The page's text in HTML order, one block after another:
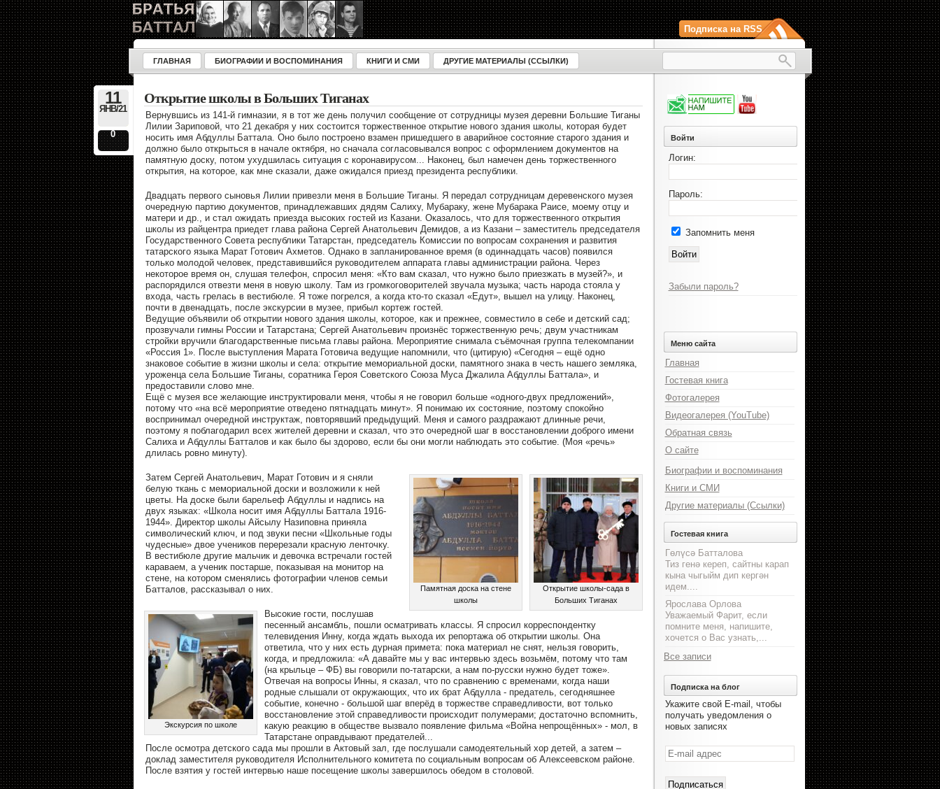
Подписка на RSS
ГЛАВНАЯ БИОГРАФИИ И ВОСПОМИНАНИЯ КНИГИ И СМИ ДРУГИЕ МАТЕРИАЛЫ (ССЫЛКИ)
11
ЯНВ/21
0
Открытие школы в Больших Тиганах
Вернувшись из 141-й гимназии, я в тот же день получил сообщение от сотрудницы музея деревни Большие Тиганы
Лилии Зариповой, что 21 декабря у них состоится торжественное открытие нового здания школы, которая будет
носить имя Абдуллы Баттала. Оно было построено взамен пришедшего в аварийное состояние старого здания и
должно было открыться в начале октября, но сначала согласовывался вопрос с оформлением документов на
памятную доску, потом ухудшилась ситуация с коронавирусом... Наконец, был намечен день торжественного
открытия, на которое, как мне сказали, даже ожидался приезд президента республики.
Двадцать первого сыновья Лилии привезли меня в Большие Тиганы. Я передал сотрудницам деревенского музея
очередную партию документов, принадлежавших дядям Салиху, Мубараку, жене Мубарака Раисе, моему отцу и
матери и др., и стал ожидать приезда высоких гостей из Казани. Оказалось, что для торжественного открытия
школы из райцентра приедет глава района Сергей Анатольевич Демидов, а из Казани – заместитель председателя
Государственного Совета республики Татарстан, председатель Комиссии по вопросам сохранения и развития
татарского языка Марат Готович Ахметов. Однако в запланированное время (в одиннадцать часов) появился
только молодой человек, представившийся руководителем аппарата главы администрации района. Через
некоторое время он, слушая телефон, спросил меня: «Кто вам сказал, что нужно было приезжать в музей?», и
распорядился отвезти меня в новую школу. Там из громкоговорителей звучала музыка; часть народа стояла у
входа, часть грелась в вестибюле. Я тоже погрелся, а когда кто-то сказал «Едут», вышел на улицу. Наконец,
почти в двенадцать, после экскурсии в музее, прибыл кортеж гостей.
Ведущие объявили об открытии нового здания школы, которое, как и прежнее, совместило в себе и детский сад;
прозвучали гимны России и Татарстана; Сергей Анатольевич произнёс торжественную речь; двум участникам
стройки вручили благодарственные письма главы района. Мероприятие снимала съёмочная группа телекомпании
«Россия 1». После выступления Марата Готовича ведущие напомнили, что (цитирую) «Сегодня – ещë одно
знаковое событие в жизни школы и села: открытие мемориальной доски, памятного знака в честь нашего земляка,
уроженца села Большие Тиганы, соратника Героя Советского Союза Муса Джалила Абдуллы Баттала», и
предоставили слово мне.
Ещё с музея все желающие инструктировали меня, чтобы я не говорил больше «одного-двух предложений»,
потому что «на всё мероприятие отведено пятнадцать минут». Я понимаю их состояние, поэтому спокойно
воспринимал очередной инструктаж, повторявший предыдущий. Меня и самого раздражают длинные речи,
поэтому я поблагодарил всех жителей деревни и сказал, что это очередной шаг в восстановлении доброго имени
Салиха и Абдуллы Батталов и как было бы здорово, если бы они могли наблюдать это событие. (Моя «речь»
длилась ровно минуту).
Открытие школы-сада в
Больших Тиганах
Памятная доска на стене
школы
Затем Сергей Анатольевич, Марат Готович и я сняли
белую ткань с мемориальной доски и возложили к ней
цветы. На доске были барельеф Абдуллы и надпись на
двух языках: «Школа носит имя Абдуллы Баттала 1916-
1944». Директор школы Айсылу Назиповна приняла
символический ключ, и под звуки песни «Школьные годы
чудесные» двое учеников перерезали красную ленточку.
В вестибюле другие мальчик и девочка встречали гостей
караваем, а ученик постарше, показывая на монитор на
стене, на котором сменялись фотографии членов семьи
Батталов, рассказывал о них.
Экскурсия по школе
Высокие гости, послушав
песенный ансамбль, пошли осматривать классы. Я спросил корреспондентку
телевидения Инну, когда ждать выхода их репортажа об открытии школы. Она
ответила, что у них есть дурная примета: пока материал не снят, нельзя говорить,
когда, и предложила: «А давайте мы у вас интервью здесь возьмëм, потому что там
(на крыльце – ФБ) вы говорили по-татарски, а нам по-русски нужно будет тоже».
Отвечая на вопросы Инны, я сказал, что по сравнению с временами, когда наши
родные слышали от окружающих, что их брат Абдулла - предатель, сегодняшнее
событие, конечно - большой шаг вперëд в торжестве справедливости, вот только
восстановление этой справедливости происходит полумерами; достаточно вспомнить,
какую реакцию в обществе вызвало появление фильма «Война непрощëнных» - мол, в
Татарстане оправдывают предателей...
После осмотра детского сада мы прошли в Актовый зал, где послушали самодеятельный хор детей, а затем –
доклад заместителя руководителя Исполнительного комитета по социальным вопросам об Алексеевском районе.
После взятия у гостей интервью наше посещение школы завершилось обедом в столовой.
Войти
Логин:
Пароль:
Запомнить меня
Забыли пароль?
Меню сайта
Главная
Гостевая книга
Фотогалерея
Видеогалерея (YouTube)
Обратная связь
О сайте
Биографии и воспоминания
Книги и СМИ
Другие материалы (Ссылки)
Гостевая книга
Гөлүсә Батталова
Тиз генә кереп, сайтны карап
кына чыгыйм дип кергән
идем....
Ярослава Орлова
Уважаемый Фарит, если
помните меня, напишите,
хочется о Вас узнать,...
Все записи
Подписка на блог
Укажите свой E-mail, чтобы
получать уведомления о
новых записях
E-
mail